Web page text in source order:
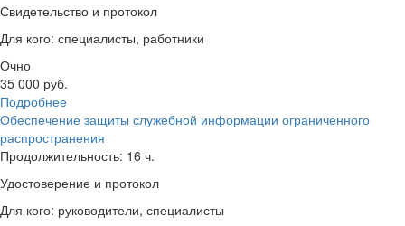
Свидетельство и протокол
Для кого: специалисты, работники
Очно
35 000 руб.
Подробнее
Обеспечение защиты служебной информации ограниченного
распространения
Продолжительность: 16 ч.
Удостоверение и протокол
Для кого: руководители, специалисты